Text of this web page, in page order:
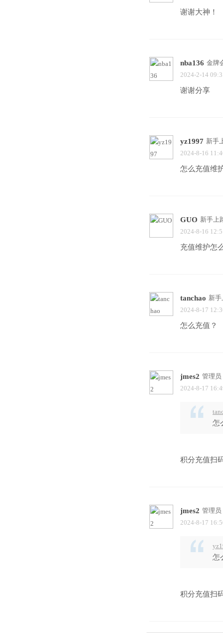
谢谢大神！
nba136 金牌
2024-2-14
谢谢分享
yz1997 新手
2024-8-16
怎么充值维
GUO 新手上
2024-8-16
充值维护怎
tanchao 新
2024-8-17
怎么充值？
jmes2 管理员
2024-8-17
怎
积分充值扫
jmes2 管理员
2024-8-17
怎
积分充值扫